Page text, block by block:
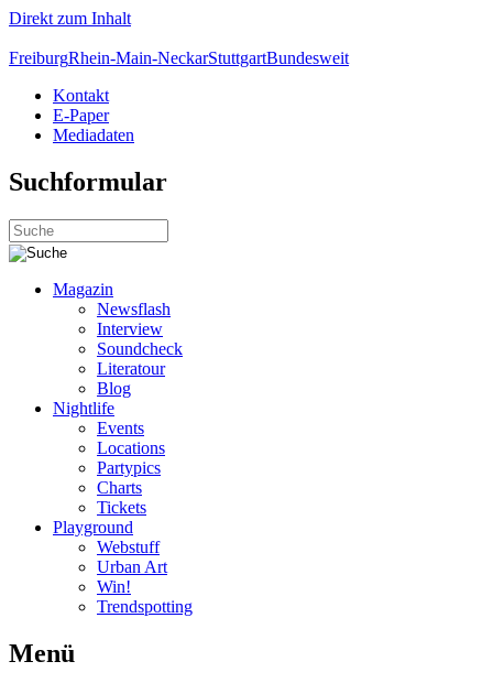
Direkt zum Inhalt
FreiburgRhein-Main-NeckarStuttgartBundesweit
Kontakt
E-Paper
Mediadaten
Suchformular
Magazin
Newsflash
Interview
Soundcheck
Literatour
Blog
Nightlife
Events
Locations
Partypics
Charts
Tickets
Playground
Webstuff
Urban Art
Win!
Trendspotting
Menü